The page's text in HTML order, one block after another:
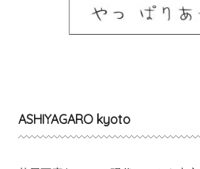
ASHIYAGARO kyoto